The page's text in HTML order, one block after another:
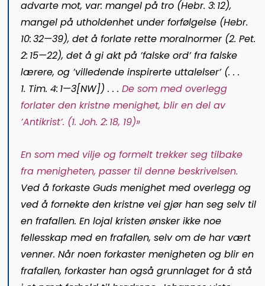
advarte mot, var: mangel på tro (Hebr. 3: 12),
mangel på utholdenhet under forfølgelse (Hebr.
10: 32—39), det å forlate rette moralnormer (2. Pet.
2: 15—22), det å gi akt på ’falske ord’ fra falske
lærere, og ’villedende inspirerte uttalelser’ (. . .
1. Tim. 4: 1—3[NW]) . .. De som med overlegg
forlater den kristne menighet, blir en del av
’Antikrist’. (1. Joh. 2: 18, 19)»
En som med vilje og formelt trekker seg tilbake
fra menigheten, passer til denne beskrivelsen.
Ved å forkaste Guds menighet med overlegg og
ved å fornekte den kristne vei gjør han seg selv til
en frafallen. En lojal kristen ønsker ikke noe
fellesskap med en frafallen, selv om de har vært
venner. Når noen forkastermenigheten og blir en
frafallen, forkaster han også grunnlaget for å stå